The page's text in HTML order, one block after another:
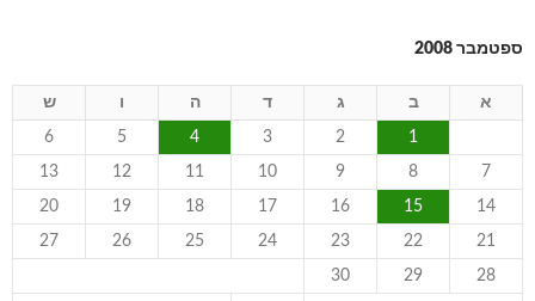
ספטמבר 2008
א ב ג ד ה ו ש
1
2
3
4
5
6
7
8
9
10
11
12
13
14
15
16
17
18
19
20
21
22
23
24
25
26
27
28
29
30